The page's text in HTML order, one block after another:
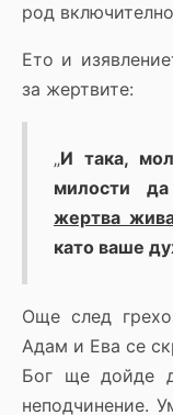
род
Ето и
за жертвите:
„И така,
милости
жертва
като ваше
Още след
Адам и Ева се
Бог ще дойде
неподчинение.